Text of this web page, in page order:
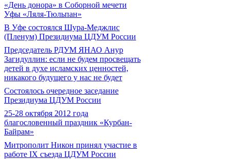
«День донора» в Соборной мечети
Уфы «Ляля-Тюльпан»
В Уфе состоялся Шура-Меджлис
(Пленум) Президиума ЦДУМ России
Председатель РДУМ ЯНАО Анур
Загидуллин: если не будем просвещать
детей в духе исламских ценностей,
никакого будущего у нас не будет
Состоялось очередное заседание
Президиума ЦДУМ России
25-28 октября 2012 года
благословенный праздник «Курбан-
Байрам»
Митрополит Никон принял участие в
работе IX съезда ЦДУМ России